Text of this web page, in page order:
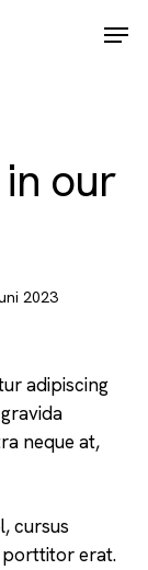
our
2023
adipiscing
neque at,
cursus
porttitor erat.